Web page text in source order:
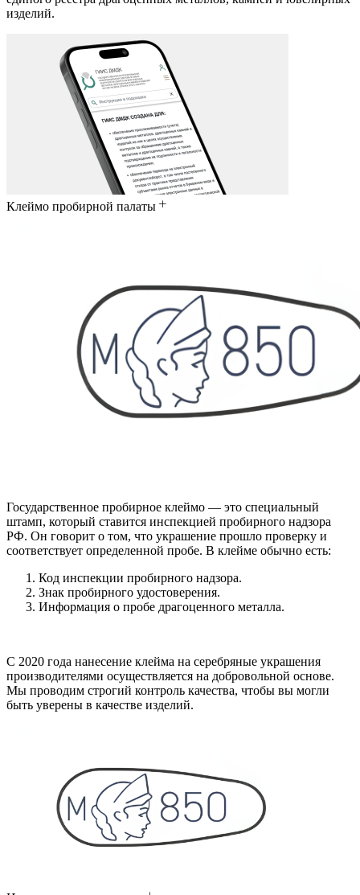
изделий.
Клеймо пробирной палаты
Государственное пробирное клеймо — это специальный
штамп, который ставится инспекцией пробирного надзора
РФ. Он говорит о том, что украшение прошло проверку и
соответствует определенной пробе. В клейме обычно есть:
Код инспекции пробирного надзора.
Знак пробирного удостоверения.
Информация о пробе драгоценного металла.
С 2020 года нанесение клейма на серебряные украшения
производителями осуществляется на добровольной основе.
Мы проводим строгий контроль качества, чтобы вы могли
быть уверены в качестве изделий.